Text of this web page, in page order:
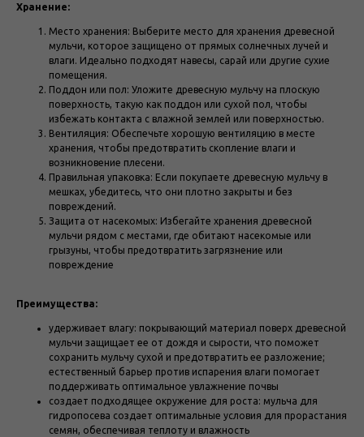
Хранение:
Место хранения: Выберите место для хранения древесной
мульчи, которое защищено от прямых солнечных лучей и
влаги. Идеально подходят навесы, сарай или другие сухие
помещения.
Поддон или пол: Уложите древесную мульчу на плоскую
поверхность, такую как поддон или сухой пол, чтобы
избежать контакта с влажной землей или поверхностью.
Вентиляция: Обеспечьте хорошую вентиляцию в месте
хранения, чтобы предотвратить скопление влаги и
возникновение плесени.
Правильная упаковка: Если покупаете древесную мульчу в
мешках, убедитесь, что они плотно закрыты и без
повреждений.
Защита от насекомых: Избегайте хранения древесной
мульчи рядом с местами, где обитают насекомые или
грызуны, чтобы предотвратить загрязнение или
повреждение
Преимущества:
удерживает влагу: покрывающий материал поверх древесной
мульчи защищает ее от дождя и сырости, что поможет
сохранить мульчу сухой и предотвратить ее разложение;
естественный барьер против испарения влаги помогает
поддерживать оптимальное увлажнение почвы
создает подходящее окружение для роста: мульча для
гидропосева создает оптимальные условия для прорастания
семян, обеспечивая теплоту и влажность